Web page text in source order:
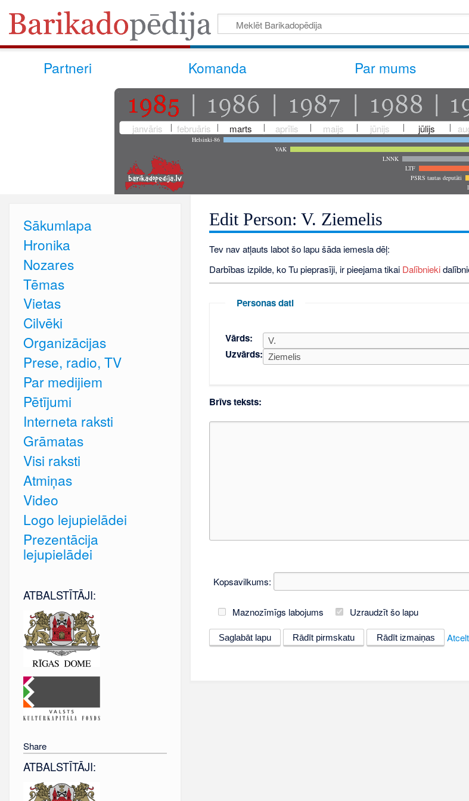
Partneri Komanda Par mums
janvāris februāris marts aprīlis maijs jūnijs jūlijs
Helsinki-86
VAK
LNNK
LTF
PSRS tautas deputāti
Edit Person: V. Ziemelis
Tev nav atļauts labot šo lapu šāda iemesla dēļ:
Darbības izpilde, ko Tu pieprasīji, ir pieejama tikai Dalībnieki
Personas dati
Vārds:
Uzvārds:
Brīvs teksts:
Kopsavilkums:
Maznozīmīgs labojums
Uzraudzīt šo lapu
Atcelt
Sākumlapa
Hronika
Nozares
Tēmas
Vietas
Cilvēki
Organizācijas
Prese, radio, TV
Par medijiem
Pētījumi
Interneta raksti
Grāmatas
Visi raksti
Atmiņas
Video
Logo lejupielādei
Prezentācija
lejupielādei
ATBALSTĪTĀJI:
Share
ATBALSTĪTĀJI: